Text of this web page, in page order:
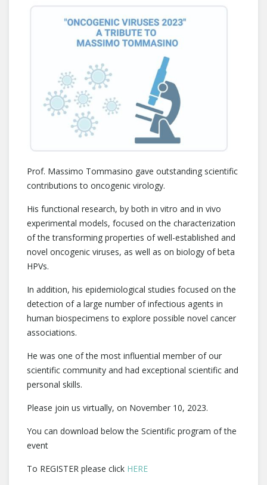
Prof. Massimo Tommasino gave outstanding scientific
contributions to oncogenic virology.
His functional research, by both in vitro and in vivo
experimental models, focused on the characterization
of the transforming properties of well-established and
novel oncogenic viruses, as well as on biology of beta
HPVs.
In addition, his epidemiological studies focused on the
detection of a large number of infectious agents in
human biospecimens to explore possible novel cancer
associations.
He was one of the most influential member of our
scientific community and had exceptional scientific and
personal skills.
Please join us virtually, on November 10, 2023.
You can download below the Scientific program of the
event
To REGISTER please click HERE